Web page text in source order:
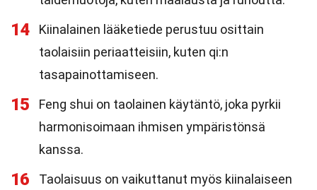
14
Kiinalainen lääketiede perustuu osittain
taolaisiin periaatteisiin, kuten qi:n
tasapainottamiseen.
15
Feng shui on taolainen käytäntö, joka pyrkii
harmonisoimaan ihmisen ympäristönsä
kanssa.
16
Taolaisuus on vaikuttanut myös kiinalaiseen